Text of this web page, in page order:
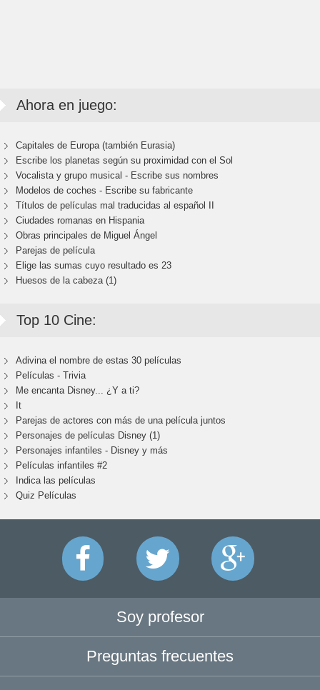
Ahora en juego:
Capitales de Europa (también Eurasia)
Escribe los planetas según su proximidad con el Sol
Vocalista y grupo musical - Escribe sus nombres
Modelos de coches - Escribe su fabricante
Títulos de películas mal traducidas al español II
Ciudades romanas en Hispania
Obras principales de Miguel Ángel
Parejas de película
Elige las sumas cuyo resultado es 23
Huesos de la cabeza (1)
Top 10 Cine:
Adivina el nombre de estas 30 películas
Películas - Trivia
Me encanta Disney... ¿Y a ti?
It
Parejas de actores con más de una película juntos
Personajes de películas Disney (1)
Personajes infantiles - Disney y más
Películas infantiles #2
Indica las películas
Quiz Películas
Soy profesor
Preguntas frecuentes